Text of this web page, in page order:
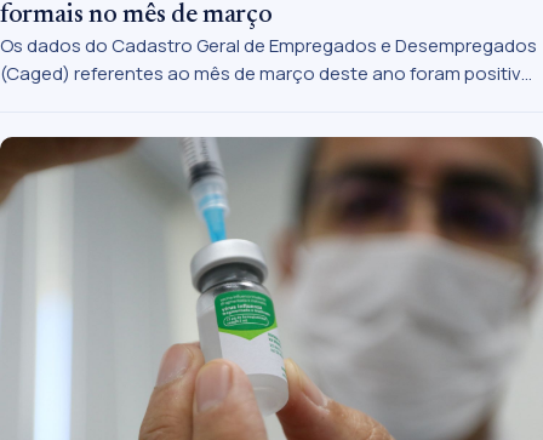
formais no mês de março
Os dados do Cadastro Geral de Empregados e Desempregados
(Caged) referentes ao mês de março deste ano foram positivos